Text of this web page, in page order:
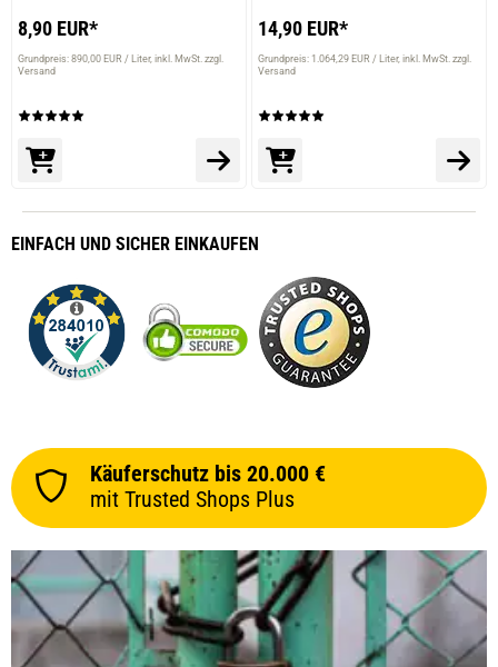
8,90 EUR*
Grundpreis: 890,00 EUR / Liter inkl. MwSt. zzgl.
Versand
14,90 EUR*
Grundpreis: 1.064,29 EUR / Liter inkl. MwSt. zzgl.
Versand
EINFACH UND SICHER EINKAUFEN
Käuferschutz bis 20.000 €
mit Trusted Shops Plus